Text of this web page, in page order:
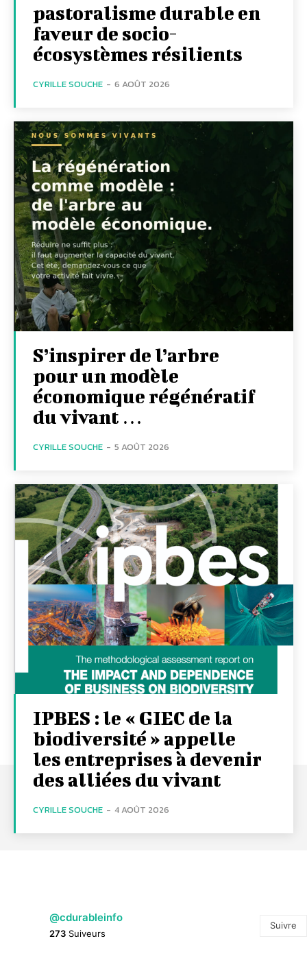
pastoralisme durable en
faveur de socio-
écosystèmes résilients
CYRILLE SOUCHE - 6 AOÛT 2026
S’inspirer de l’arbre
pour un modèle
économique régénératif
du vivant …
CYRILLE SOUCHE - 5 AOÛT 2026
IPBES : le « GIEC de la
biodiversité » appelle
les entreprises à devenir
des alliées du vivant
CYRILLE SOUCHE - 4 AOÛT 2026
@cdurableinfo
273 Suiveurs
Suivre